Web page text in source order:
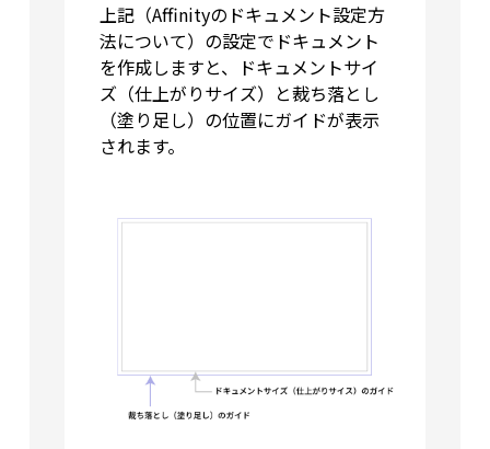
上記（Affinityのドキュメント設定方
法について）の設定でドキュメント
を作成しますと、ドキュメントサイ
ズ（仕上がりサイズ）と裁ち落とし
（塗り足し）の位置にガイドが表示
されます。